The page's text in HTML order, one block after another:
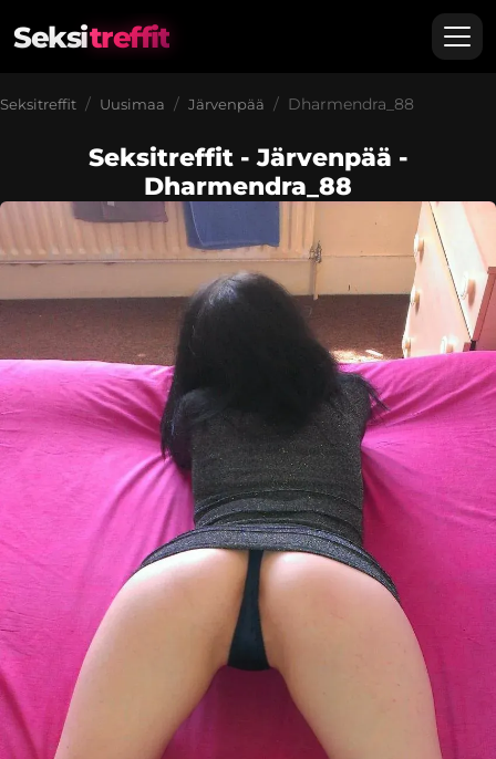
Seksitreffit
Seksitreffit Uusimaa Järvenpää Dharmendra_88
Seksitreffit - Järvenpää -
Dharmendra_88